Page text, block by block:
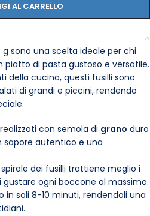
AL CARRELLO
g sono una scelta ideale per chi
piatto di pasta gustoso e versatile.
della cucina, questi fusilli sono
di grandi e piccini, rendendo
realizzati con semola di grano duro
sapore autentico e una
dei fusilli trattiene meglio i
ogni boccone al massimo.
in soli 8-10 minuti, rendendoli una